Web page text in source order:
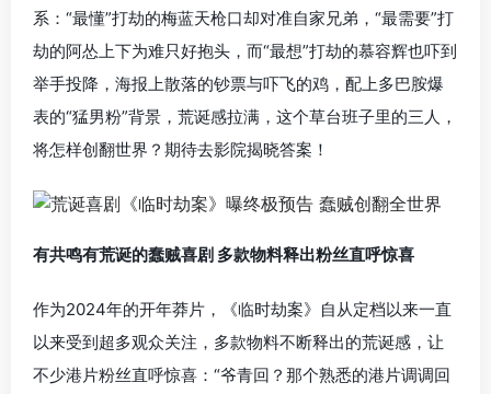
系：“最懂”打劫的梅蓝天枪口却对准自家兄弟，“最需要”打
劫的阿怂上下为难只好抱头，而“最想”打劫的慕容辉也吓到
举手投降，海报上散落的钞票与吓飞的鸡，配上多巴胺爆
表的“猛男粉”背景，荒诞感拉满，这个草台班子里的三人，
将怎样创翻世界？期待去影院揭晓答案！
有共鸣有荒诞的蠢贼喜剧 多款物料释出粉丝直呼惊喜
作为2024年的开年莽片，《临时劫案》自从定档以来一直
以来受到超多观众关注，多款物料不断释出的荒诞感，让
不少港片粉丝直呼惊喜：“爷青回？那个熟悉的港片调调回